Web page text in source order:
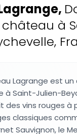
,
à
Lagrange est un
à Saint-Julien-
des vins rouges à
classiques
Sauvignon, le